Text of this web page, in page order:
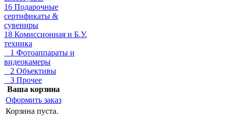
16 Подарочные
сертификаты &
сувениры
18 Комиссионная и Б.У.
техника
1 Фотоаппараты и
видеокамеры
2 Объективы
3 Прочее
Ваша корзина
Оформить заказ
Корзина пуста.